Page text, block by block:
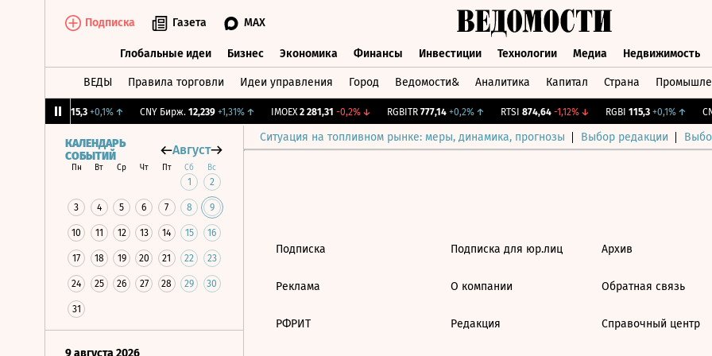
Подписка Газета MAX
Глобальные идеи Бизнес Экономика Финансы Инвестиции Технологии Медиа Недвижимость
ВЕДЫ Правила торговли Идеи управления Город Ведомости& Аналитика Капитал Страна
115,3 +0,1%↑ CNY Бирж. 12,239 +1,31%↑ IMOEX 2 281,31 -0,2%↓ RGBITR 777,14 +0,2%↑ RTSI 874,64 -1,12%↓ RGBI 115,3 +0,1%↑
Ситуация на топливном рынке: меры, динамика, прогнозы Выбор редакции
КАЛЕНДАРЬ
СОБЫТИЙ
Август
Пн Вт Ср Чт Пт Сб Вс
1 2
3 4 5 6 7 8 9
10 11 12 13 14 15 16
17 18 19 20 21 22 23
24 25 26 27 28 29 30
31
9 августа 2026
Подписка
Реклама
РФРИТ
Подписка для юр.лиц
О компании
Редакция
Архив
Обратная связь
Справочный центр